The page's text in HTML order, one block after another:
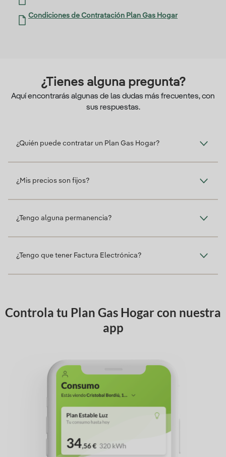
Condiciones de Contratación Plan Gas Hogar
¿Tienes alguna pregunta?
Aquí encontrarás algunas de las dudas más frecuentes, con
sus respuestas.
¿Quién puede contratar un Plan Gas Hogar?
¿Mis precios son fijos?
¿Tengo alguna permanencia?
¿Tengo que tener Factura Electrónica?
Controla tu Plan Gas Hogar con nuestra
app